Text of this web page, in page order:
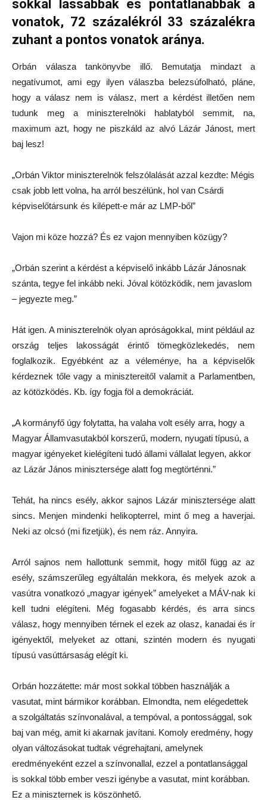
sokkal lassabbak és pontatlanabbak a
vonatok, 72 százalékról 33 százalékra
zuhant a pontos vonatok aránya.
Orbán válasza tankönyvbe illő. Bemutatja mindazt a
negatívumot, ami egy ilyen válaszba belezsúfolható, pláne,
hogy a válasz nem is válasz, mert a kérdést illetően nem
tudunk meg a miniszterelnöki hablatyból semmit, na,
maximum azt, hogy ne piszkáld az alvó Lázár Jánost, mert
baj lesz!
„Orbán Viktor miniszterelnök felszólalását azzal kezdte: Mégis
csak jobb lett volna, ha arról beszélünk, hol van Csárdi
képviselőtársunk és kilépett-e már az LMP-ből”
Vajon mi köze hozzá? És ez vajon mennyiben közügy?
„Orbán szerint a kérdést a képviselő inkább Lázár Jánosnak
szánta, tegye fel inkább neki. Jóval kötözködik, nem javaslom
– jegyezte meg.”
Hát igen. A miniszterelnök olyan apróságokkal, mint például az
ország teljes lakosságát érintő tömegközlekedés, nem
foglalkozik. Egyébként az a véleménye, ha a képviselők
kérdeznek tőle vagy a minisztereitől valamit a Parlamentben,
az kötözködés. Kb. így fogja föl a demokráciát.
„A kormányfő úgy folytatta, ha valaha volt esély arra, hogy a
Magyar Államvasutakból korszerű, modern, nyugati típusú, a
magyar igényeket kielégíteni tudó állami vállalat legyen, akkor
az Lázár János minisztersége alatt fog megtörténni.”
Tehát, ha nincs esély, akkor sajnos Lázár minisztersége alatt
sincs. Menjen mindenki helikopterrel, mint ő meg a haverjai.
Neki az olcsó (mi fizetjük), és nem ráz. Annyira.
Arról sajnos nem hallottunk semmit, hogy mitől függ az az
esély, számszerűleg egyáltalán mekkora, és melyek azok a
vasútra vonatkozó „magyar igények” amelyeket a MÁV-nak ki
kell tudni elégíteni. Még fogasabb kérdés, és arra sincs
válasz, hogy mennyiben térnek el ezek az olasz, kanadai és ír
igényektől, melyeket az ottani, szintén modern és nyugati
típusú vasúttársaság elégít ki.
Orbán hozzátette: már most sokkal többen használják a
vasutat, mint bármikor korábban. Elmondta, nem elégedettek
a szolgáltatás színvonalával, a tempóval, a pontossággal, sok
baj van még, amit ki akarnak javítani. Komoly eredmény, hogy
olyan változásokat tudtak végrehajtani, amelynek
eredményeként ezzel a színvonallal, ezzel a pontatlansággal
is sokkal több ember veszi igénybe a vasutat, mint korábban.
Ez a miniszternek is köszönhető.